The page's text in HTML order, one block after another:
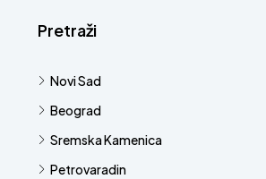
Pretraži
Novi Sad
Beograd
Sremska Kamenica
Petrovaradin